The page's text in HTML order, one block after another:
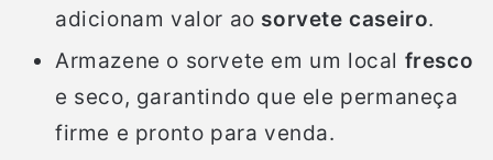
adicionam valor ao sorvete caseiro.
Armazene o sorvete em um local fresco
e seco, garantindo que ele permaneça
firme e pronto para venda.